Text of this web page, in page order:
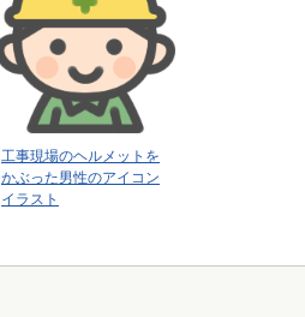
工事現場のヘルメットを
かぶった男性のアイコン
イラスト